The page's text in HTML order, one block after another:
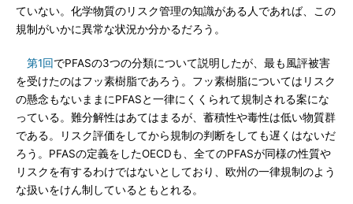
ていない。化学物質のリスク管理の知識がある人であれば、この
規制がいかに異常な状況か分かるだろう。
第1回でPFASの3つの分類について説明したが、最も風評被害
を受けたのはフッ素樹脂であろう。フッ素樹脂についてはリスク
の懸念もないままにPFASと一律にくくられて規制される案にな
っている。難分解性はあてはまるが、蓄積性や毒性は低い物質群
である。リスク評価をしてから規制の判断をしても遅くはないだ
ろう。PFASの定義をしたOECDも、全てのPFASが同様の性質や
リスクを有するわけではないとしており、欧州の一律規制のよう
な扱いをけん制しているともとれる。